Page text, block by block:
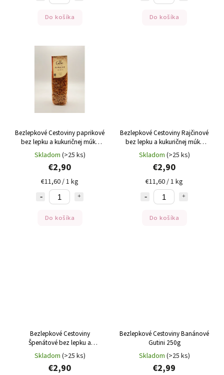
Do košíka Do košíka
Bezlepkové Cestoviny paprikové
bez lepku a kukuričnej múky
Gutini 250g
Skladom (>25 ks)
€2,90
€11,60 / 1 kg
Do košíka
Bezlepkové Cestoviny Rajčinové
bez lepku a kukuričnej múky
Gutini 250g
Skladom (>25 ks)
€2,90
€11,60 / 1 kg
Do košíka
Bezlepkové Cestoviny
Špenátové bez lepku a
kukuričnej múky Gutini 250g
Skladom (>25 ks)
€2,90
Bezlepkové Cestoviny Banánové
Gutini 250g
Skladom (>25 ks)
€2,99